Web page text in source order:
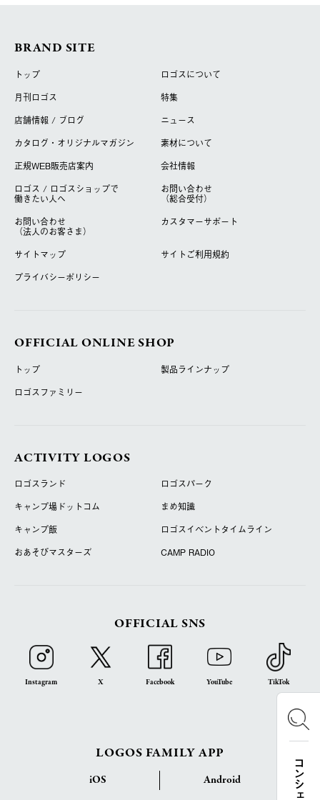
BRAND SITE
トップ
ロゴスについて
月刊ロゴス
特集
店舗情報 / ブログ
ニュース
カタログ・オリジナルマガジン
素材について
正規WEB販売店案内
会社情報
ロゴス / ロゴスショップで
働きたい人へ
お問い合わせ
（総合受付）
お問い合わせ
（法人のお客さま）
カスタマーサポート
サイトマップ
サイトご利用規約
プライバシーポリシー
OFFICIAL ONLINE SHOP
トップ
製品ラインナップ
ロゴスファミリー
ACTIVITY LOGOS
ロゴスランド
ロゴスパーク
キャンプ場ドットコム
まめ知識
キャンプ飯
ロゴスイベントタイムライン
おあそびマスターズ
CAMP RADIO
OFFICIAL SNS
Instagram X Facebook YouTube TikTok
LOGOS FAMILY APP
iOS Android